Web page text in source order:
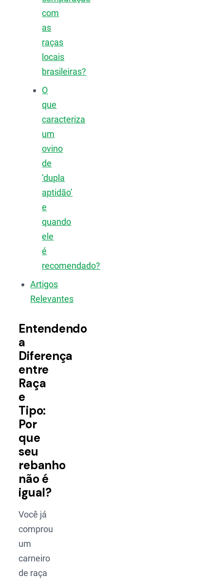
com
as
raças
locais
brasileiras?
O
que
caracteriza
um
ovino
de
‘dupla
aptidão’
e
quando
ele
é
recomendado?
Artigos
Relevantes
Entendendo
a
Diferença
entre
Raça
e
Tipo:
Por
que
seu
rebanho
não é
igual?
Você já
comprou
um
carneiro
de raça